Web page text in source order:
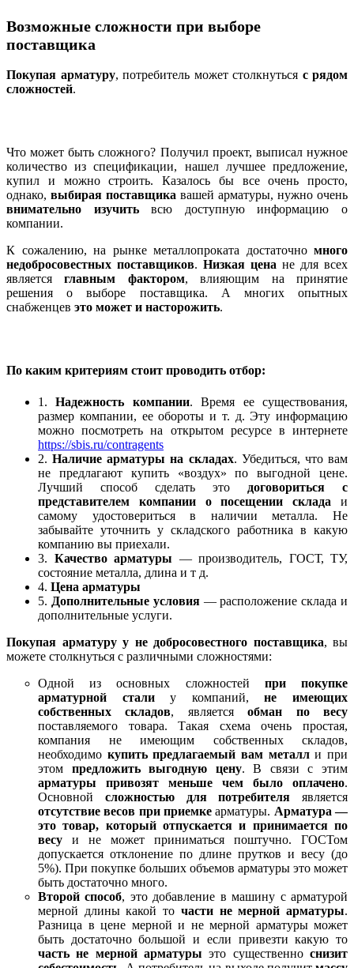
Возможные сложности при выборе
поставщика
Покупая арматуру, потребитель может столкнуться с рядом
сложностей.
Что может быть сложного? Получил проект, выписал нужное
количество из спецификации, нашел лучшее предложение,
купил и можно строить. Казалось бы все очень просто,
однако, выбирая поставщика вашей арматуры, нужно очень
внимательно изучитьвсю доступную информацию о
компании.
К сожалению, на рынке металлопроката достаточно много
недобросовестных поставщиков. Низкая цена не для всех
являетсяглавным фактором, влияющим на принятие
решения о выборе поставщика. А многих опытных
снабженцев это может и насторожить.
По каким критериям стоит проводить отбор:
1.Надежность компании. Время ее существования,
размер компании, ее обороты и т. д. Эту информацию
можно посмотреть на открытом ресурсе в интернете
https://sbis.ru/contragents
2.Наличие арматуры на складах. Убедиться, что вам
не предлагают купить «воздух» по выгодной цене.
Лучший способ сделать это договориться с
представителем компании о посещении склада и
самому удостовериться в наличии металла. Не
забывайте уточнить у складского работника в какую
компанию вы приехали.
3. Качество арматуры — производитель, ГОСТ, ТУ,
состояние металла, длина и т д.
4. Цена арматуры
5. Дополнительные условия— расположение склада и
дополнительные услуги.
Покупая арматуру у не добросовестного поставщика, вы
можете столкнуться с различными сложностями:
Одной из основных сложностей при покупке
арматурной сталиу компаний,не имеющих
собственных складов, являетсяобман по весу
поставляемого товара. Такая схема очень простая,
компания не имеющим собственных складов,
необходимо купить предлагаемый вам металли при
этом предложить выгодную цену. В связи с этим
арматуры привозят меньше чем было оплачено.
Основной сложностью для потребителя является
отсутствие весов при приемке арматуры. Арматура —
это товар, который отпускается и принимается по
весу и не может приниматься поштучно. ГОСТом
допускается отклонение по длине прутков и весу (до
5%). При покупке больших объемов арматуры это может
быть достаточно много.
Второй способ, это добавление в машину с арматурой
мерной длины какой то части не мерной арматуры.
Разница в цене мерной и не мерной арматуры может
быть достаточно большой и если привезти какую то
часть не мерной арматуры это существенно снизит